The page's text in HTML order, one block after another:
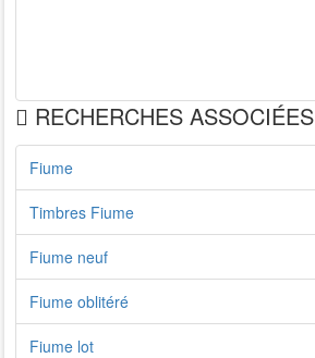
RECHERCHES ASSOCIÉES
Fiume
Timbres Fiume
Fiume neuf
Fiume oblitéré
Fiume lot